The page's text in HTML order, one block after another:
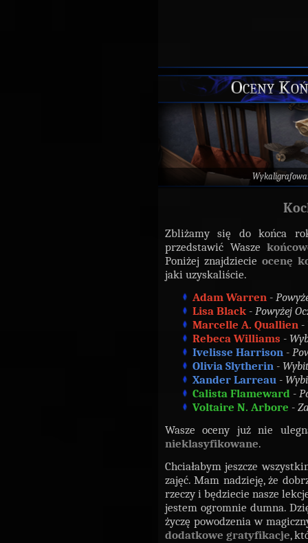
Oceny
Zbliżamy się do końca
przedstawić Wasze
Poniżej znajdziecie ocenę
jaki uzyskaliście.
Adam Warren -
Lisa Black - Powyżej
Marcelle A. Quallien -
Rebeca Williams -
Ivelisse Harrison -
Olivia Slytherin -
Xander Larreau -
Calista Flameward -
Voltaire N. Arbore -
Wasze oceny już nie
nieklasyfikowane.
Chciałabym jeszcze
zajęć. Mam nadzieję, że
rzeczy i będziecie nasze
jestem ogromnie dumna.
życzę powodzenia w
dodatkowe gratyfikacje,